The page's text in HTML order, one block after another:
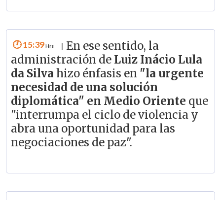
15:39
En ese sentido, la
administración deLuiz Inácio Lula
da Silva hizo énfasis en "la urgente
necesidad de una solución
diplomática" en Medio Oriente que
"interrumpa el ciclo de violencia y
abra una oportunidad para las
negociaciones de paz".